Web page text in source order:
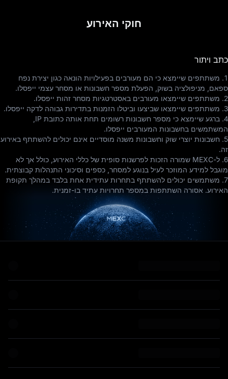
חוקי האירוע
כתב ויתור
1. משתתפים שיימצא כי הם מעורבים בפעילויות הונאה כגון יצירת נפח
ספאם, מניפולציה בשוק, הפעלת מספר חשבונות או מסחר עצמי ייפסלו.
2. משתתפים שיימצאו מעורבים באסטרטגיות מסחר זהות ייפסלו.
3. משתתפים שיימצאו שביצעו וביטלו הזמנות בתדירות גבוהה לדקה ייפסלו.
המשתמשים בחשבונות המעורבים ייפסלו.
5. חשבונות יוצרי שוק וחשבונות משנה מוסדיים אינם יכולים להשתתף באירוע
זה.
6. ל-MEXC שמורה הזכות לפרשנות סופית של כללי האירוע, כולל אך לא
מוגבל למידע המוזכר לעיל בנוגע למסחר, כספים וסיכוני התנהלות קבוצתית.
7. משתמשים יכולים להשתתף בתחרות עתידית אחת בלבד במהלך תקופת
האירוע. אסורה השתתפות במספר תחרויות עתיד בו-זמנית.